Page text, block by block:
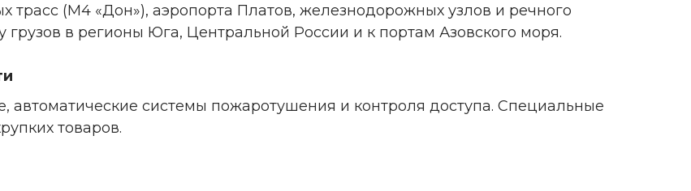
(М4 «Дон»), аэропорта Платов, железнодорожных узлов и речного
грузов в регионы Юга, Центральной России и к портам Азовского моря.
автоматические системы пожаротушения и контроля доступа. Специальные
товаров.